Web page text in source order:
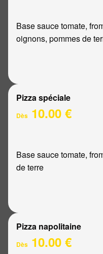
Base sauce tomate,
oignons, pommes de
Pizza spéciale
Dès 10.00 €
Base sauce tomate,
de terre
Pizza napolitaine
Dès 10.00 €